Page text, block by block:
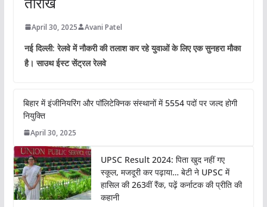
April 30, 2025 Avani Patel
नई दिल्ली: रेलवे में नौकरी की तलाश कर रहे युवाओं के लिए एक सुनहरा मौका
है। साउथ ईस्ट सेंट्रल रेलवे
बिहार में इंजीनियरिंग और पॉलिटेक्निक संस्थानों में 5554 पदों पर जल्द होगी
नियुक्ति
April 30, 2025
UPSC Result 2024: पिता खुद नहीं गए
स्कूल, मजदूरी कर पढ़ाया… बेटी ने UPSC में
हासिल की 263वीं रैंक, पढ़ें कर्नाटक की प्रीति की
कहानी